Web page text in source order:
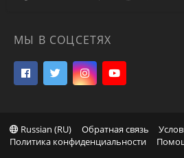
МЫ В СОЦСЕТЯХ
Russian (RU) Обратная связь
Политика конфиденциальности